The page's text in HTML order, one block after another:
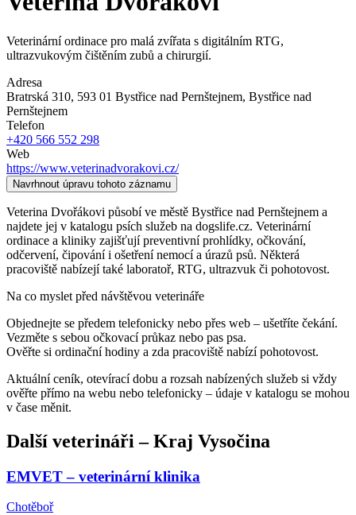
Veterinární ordinace pro malá zvířata s digitálním RTG,
ultrazvukovým čištěním zubů a chirurgií.
Adresa
Bratrská 310, 593 01 Bystřice nad Pernštejnem, Bystřice nad
Pernštejnem
Telefon
+420 566 552 298
Web
https://www.veterinadvorakovi.cz/
Navrhnout úpravu tohoto záznamu
Veterina Dvořákovi působí ve městě Bystřice nad Pernštejnem a
najdete jej v katalogu psích služeb na dogslife.cz. Veterinární
ordinace a kliniky zajišťují preventivní prohlídky, očkování,
odčervení, čipování i ošetření nemocí a úrazů psů. Některá
pracoviště nabízejí také laboratoř, RTG, ultrazvuk či pohotovost.
Na co myslet před návštěvou veterináře
Objednejte se předem telefonicky nebo přes web – ušetříte čekání.
Vezměte s sebou očkovací průkaz nebo pas psa.
Ověřte si ordinační hodiny a zda pracoviště nabízí pohotovost.
Aktuální ceník, otevírací dobu a rozsah nabízených služeb si vždy
ověřte přímo na webu nebo telefonicky – údaje v katalogu se mohou
v čase měnit.
Další veterináři –Kraj Vysočina
EMVET – veterinární klinika
Chotěboř